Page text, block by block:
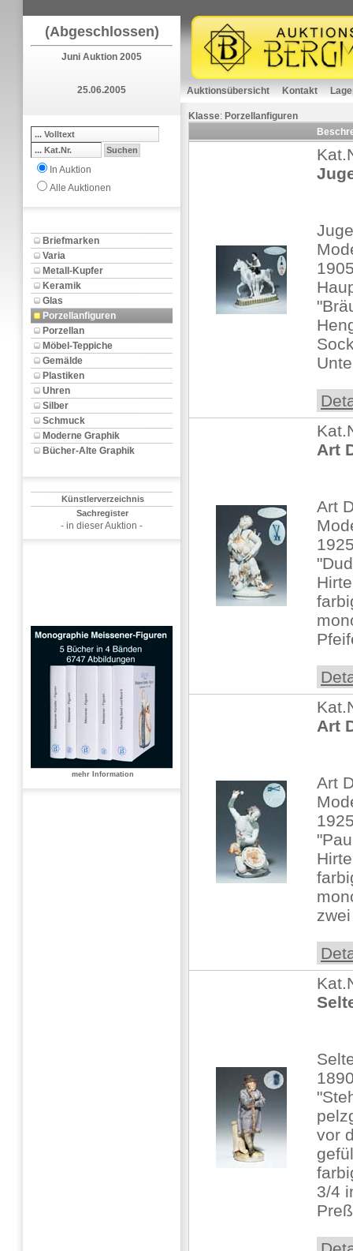
(Abgeschlossen)
Juni Auktion 2005
25.06.2005
In Auktion
Alle Auktionen
Briefmarken
Varia
Metall-Kupfer
Keramik
Glas
Porzellanfiguren
Porzellan
Möbel-Teppiche
Gemälde
Plastiken
Uhren
Silber
Schmuck
Moderne Graphik
Bücher-Alte Graphik
Künstlerverzeichnis
Sachregister
- in dieser Auktion -
mehr Information
Auktionsübersicht Kontakt
Klasse: Porzellanfiguren
Art
Art
Art
Art
vor
3/4